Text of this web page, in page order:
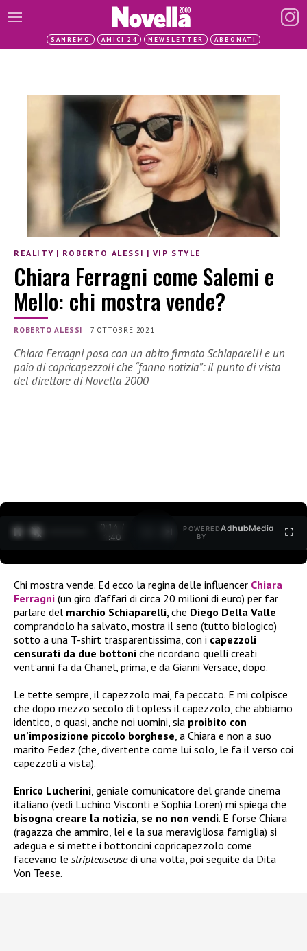
SANREMO AMICI 24 NEWSLETTER ABBONATI
REALITY | ROBERTO ALESSI | VIP STYLE
Chiara Ferragni come Salemi e
Mello: chi mostra vende?
ROBERTO ALESSI | 7 OTTOBRE 2021
Chiara Ferragni posa con un abito firmato Schiaparelli e un
paio di copricapezzoli che “fanno notizia”: il punto di vista
del direttore di Novella 2000
0:15 /
1:40
POWERED
BY
AdhubMedia
Chi mostra vende. Ed ecco la regina delle influencer Chiara
Ferragni (un giro d’affari di circa 20 milioni di euro) per far
parlare del marchio Schiaparelli , che Diego Della Valle
comprandolo ha salvato, mostra il seno (tutto biologico)
sotto a una T-shirt trasparentissima, con i capezzoli
censurati da due bottoni che ricordano quelli creati
vent’anni fa da Chanel, prima, e da Gianni Versace, dopo.
Le tette sempre, il capezzolo mai, fa peccato. E mi colpisce
che dopo mezzo secolo di topless il capezzolo, che abbiamo
identico, o quasi, anche noi uomini, sia proibito con
un’imposizione piccolo borghese , a Chiara e non a suo
marito Fedez (che, divertente come lui solo, le fa il verso coi
capezzoli a vista).
Enrico Lucherini , geniale comunicatore del grande cinema
italiano (vedi Luchino Visconti e Sophia Loren) mi spiega che
bisogna creare la notizia, se no non vendi. E forse Chiara
(ragazza che ammiro, lei e la sua meravigliosa famiglia) si
adegua e si mette i bottoncini copricapezzolo come
facevano le stripteaseusedi una volta, poi seguite da Dita
Von Teese.